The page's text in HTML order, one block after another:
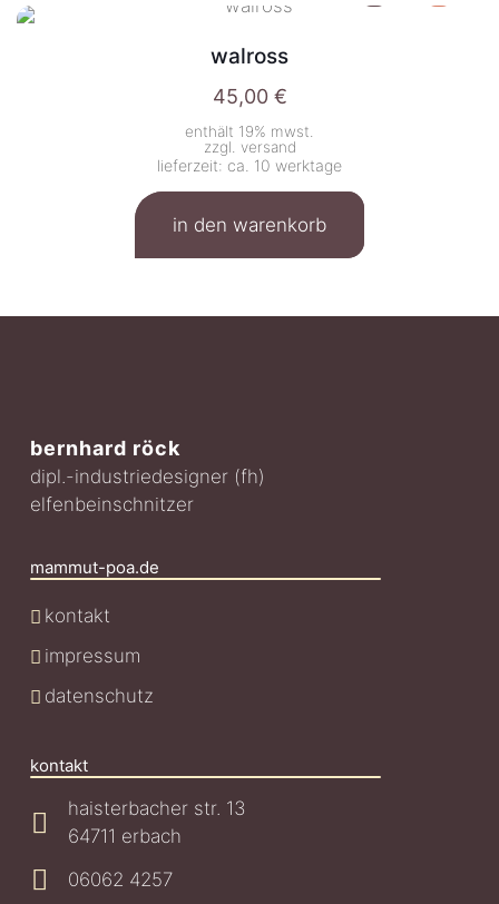
walross
45,00 €
enthält 19% mwst.
zzgl. versand
lieferzeit: ca. 10 werktage
in den warenkorb
bernhard röck
dipl.-industriedesigner (fh)
elfenbeinschnitzer
mammut-poa.de
kontakt
impressum
datenschutz
kontakt
haisterbacher str. 13
64711 erbach
06062 4257